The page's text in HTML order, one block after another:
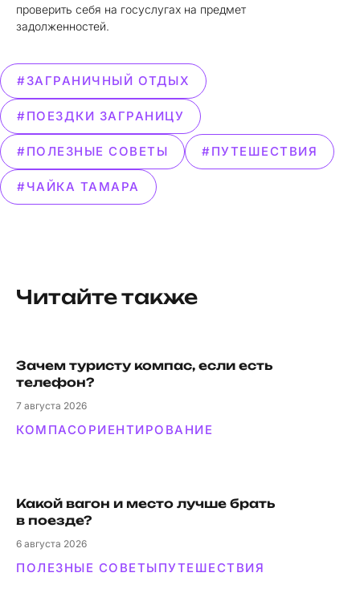
проверить себя на госуслугах на предмет
задолженностей.
#ЗАГРАНИЧНЫЙ ОТДЫХ
#ПОЕЗДКИ ЗАГРАНИЦУ
#ПОЛЕЗНЫЕ СОВЕТЫ #ПУТЕШЕСТВИЯ
#ЧАЙКА ТАМАРА
Читайте также
Зачем туристу компас, если есть
телефон?
7 августа 2026
КОМПАСОРИЕНТИРОВАНИЕ
Какой вагон и мес­то луч­ше брать
в поезде?
6 августа 2026
ПОЛЕЗНЫЕ СОВЕТЫПУТЕШЕСТВИЯ